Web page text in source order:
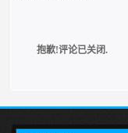
抱歉!评论已关闭.